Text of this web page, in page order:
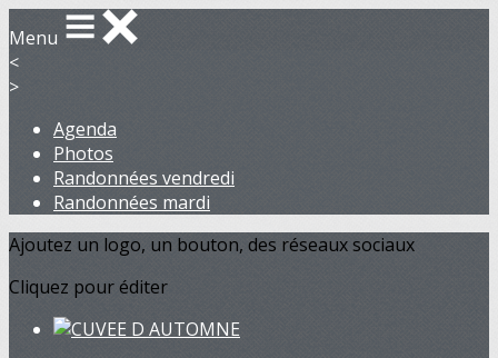
Menu
<
>
Agenda
Photos
Randonnées vendredi
Randonnées mardi
Ajoutez un logo, un bouton, des réseaux sociaux
Cliquez pour éditer